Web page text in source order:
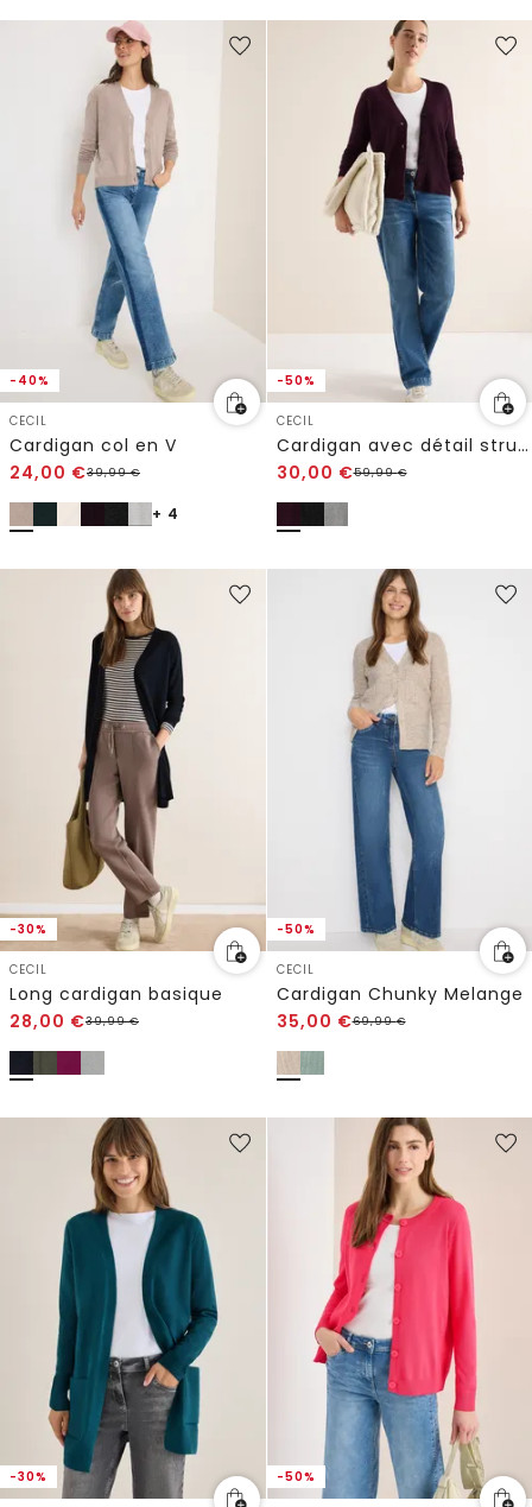
-40%
CECIL
Cardigan col en V
24,00 €39,99€
+ 4
-50%
CECIL
Cardigan avec détail structuré
30,00 €59,99€
-30%
CECIL
Long cardigan basique
28,00 €39,99€
-50%
CECIL
Cardigan Chunky Melange
35,00 €69,99€
-30% -50%